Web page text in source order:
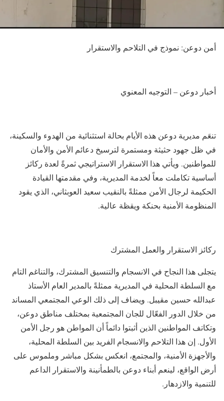
أمن دوعن: نموذج في التلاحم والاستقرار
أخبار دوعن – التوجيه المعنوي
​تنعَم مديرية دوعن هذه الأيام بحالة استثنائية من الهدوء والسكينة،
في ظل جهود حثيثة ومستمرة لترسيخ دعائم الأمن والأمان
للمواطنين. ويأتي هذا الاستقرار الاستراتيجي ثمرةً لعدة ركائز
أساسية تكاملت معاً لخدمة المديرية، وفي مقدمتها القيادة
الحكيمة لرجال الأمن ممثلةً بالنقيب سعيد العوبثاني، الذي يقود
المنظومة الأمنية بحنكة ويقظة عالية.
​ركائز الاستقرار والعمل المشترك
​يتجلى هذا النجاح في الانسجام والتنسيق المشترك، والتناغم التام
مع السلطة المحلية في المديرية ممثلةً بالمدير العام الأستاذ
عبدالله حسين مقيبل. ويضاف إلى ذلك الوعي المجتمعي المساند
من خلال الدور الفعّال للجان المجتمعية بمختلف مناطق دوعن،
وتكاتف المواطنين الذين أثبتوا دائماً أن المواطن هو رجل الأمن
الأول. إن هذا التلاحم والانسجام الفريد بين السلطة المحلية،
والأجهزة الأمنية، والمجتمع، انعكس بشكل مباشر وملموس على
أرض الواقع، لينعم أبناء دوعن بالطمأنينة والاستقرار الداعم
للتنمية والازدهار.